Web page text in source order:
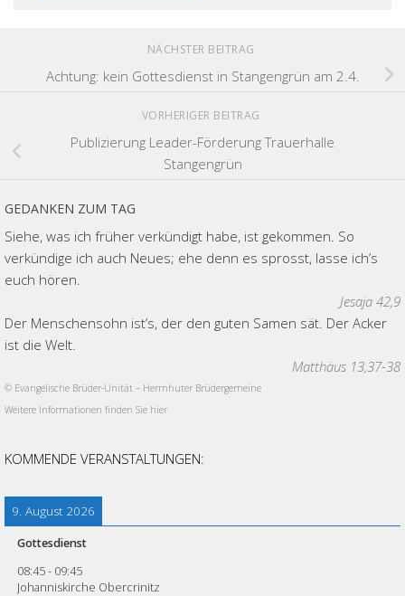
NÄCHSTER BEITRAG
Achtung: kein Gottesdienst in Stangengrün am 2.4.
VORHERIGER BEITRAG
Publizierung Leader-Förderung Trauerhalle
Stangengrün
GEDANKEN ZUM TAG
Siehe, was ich früher verkündigt habe, ist gekommen. So
verkündige ich auch Neues; ehe denn es sprosst, lasse ich’s
euch hören.
Jesaja 42,9
Der Menschensohn ist’s, der den guten Samen sät. Der Acker
ist die Welt.
Matthäus 13,37-38
© Evangelische Brüder-Unität – Herrnhuter Brüdergemeine
Weitere Informationen finden Sie hier
KOMMENDE VERANSTALTUNGEN:
9. August 2026
Gottesdienst
08:45- 09:45
Johanniskirche Obercrinitz